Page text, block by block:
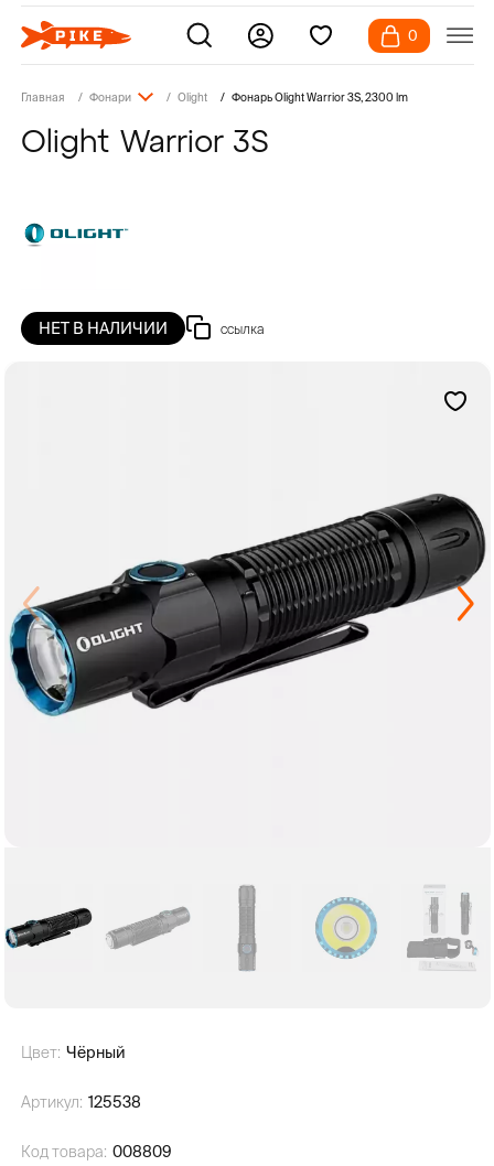
0
Главная Фонари Olight Фонарь Olight Warrior 3S, 2300 lm
Olight Warrior 3S
НЕТ В НАЛИЧИИ ссылка
Цвет: Чёрный
Артикул: 125538
Код товара: 008809